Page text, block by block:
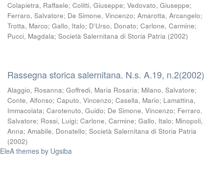
Colapietra, Raffaele; Colitti, Giuseppe; Vedovato, Giuseppe;
Ferraro, Salvatore; De Simone, Vincenzo; Amarotta, Arcangelo;
Trotta, Marco; Gallo, Italo; D’Urso, Donato; Carlone, Carmine;
Pucci, Magdala; Società Salernitana di Storia Patria (2002)
Rassegna storica salernitana. N.s. A.19, n.2(2002)
Alaggio, Rosanna; Goffredi, Maria Rosaria; Milano, Salvatore;
Conte, Alfonso; Caputo, Vincenzo; Casella, Mario; Lamattina,
Immacolata; Carotenuto, Guido; De Simone, Vincenzo; Ferraro,
Salvatore; Rossi, Luigi; Carlone, Carmine; Gallo, Italo; Minopoli,
Anna; Amabile, Donatello; Società Salernitana di Storia Patria
(2002)
EleA themes by Ugsiba